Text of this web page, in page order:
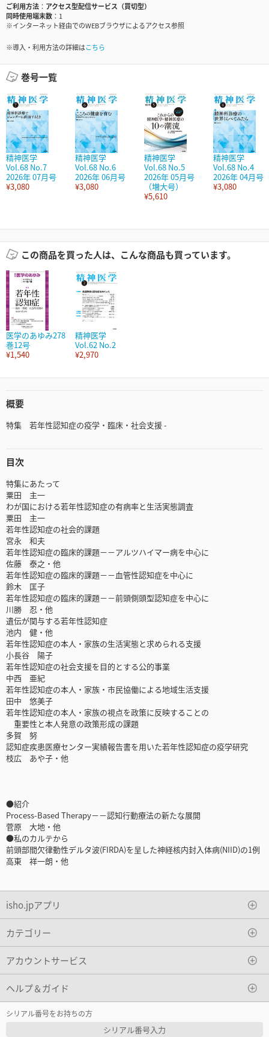
ご利用方法
アクセス型配信サービス（買切型）
同時使用端末数
1
※インターネット経由でのWEBブラウザによるアクセス参照
※導入・利用方法の詳細はこちら
巻号一覧
精神医学
Vol.68 No.7
2026年 07月号
¥3,080
精神医学
Vol.68 No.6
2026年 06月号
¥3,080
精神医学
Vol.68 No.5
2026年 05月号
（増大号）
¥5,610
精神医学
Vol.68 No.4
2026年 04月号
¥3,080
この商品を買った人は、こんな商品も買っています。
医学のあゆみ278
巻12号
¥1,540
精神医学
Vol.62 No.2
¥2,970
概要
特集 若年性認知症の疫学・臨床・社会支援 -
目次
特集にあたって
粟田 主一
わが国における若年性認知症の有病率と生活実態調査
粟田 主一
若年性認知症の社会的課題
宮永 和夫
若年性認知症の臨床的課題－－アルツハイマー病を中心に
佐藤 泰之・他
若年性認知症の臨床的課題－－血管性認知症を中心に
鈴木 匡子
若年性認知症の臨床的課題－－前頭側頭型認知症を中心に
川勝 忍・他
遺伝が関与する若年性認知症
池内 健・他
若年性認知症の本人・家族の生活実態と求められる支援
小長谷 陽子
若年性認知症の社会支援を目的とする公的事業
中西 亜紀
若年性認知症の本人・家族・市民協働による地域生活支援
田中 悠美子
若年性認知症の本人・家族の視点を政策に反映することの
重要性と本人発意の政策形成の課題
多賀 努
認知症疾患医療センター実績報告書を用いた若年性認知症の疫学研究
枝広 あや子・他
●紹介
Process-Based Therapy－－認知行動療法の新たな展開
菅原 大地・他
●私のカルテから
前頭部間欠律動性デルタ波(FIRDA)を呈した神経核内封入体病(NIID)の1例
高東 祥一朗・他
isho.jpアプリ
カテゴリー
アカウントサービス
ヘルプ＆ガイド
シリアル番号をお持ちの方
シリアル番号入力